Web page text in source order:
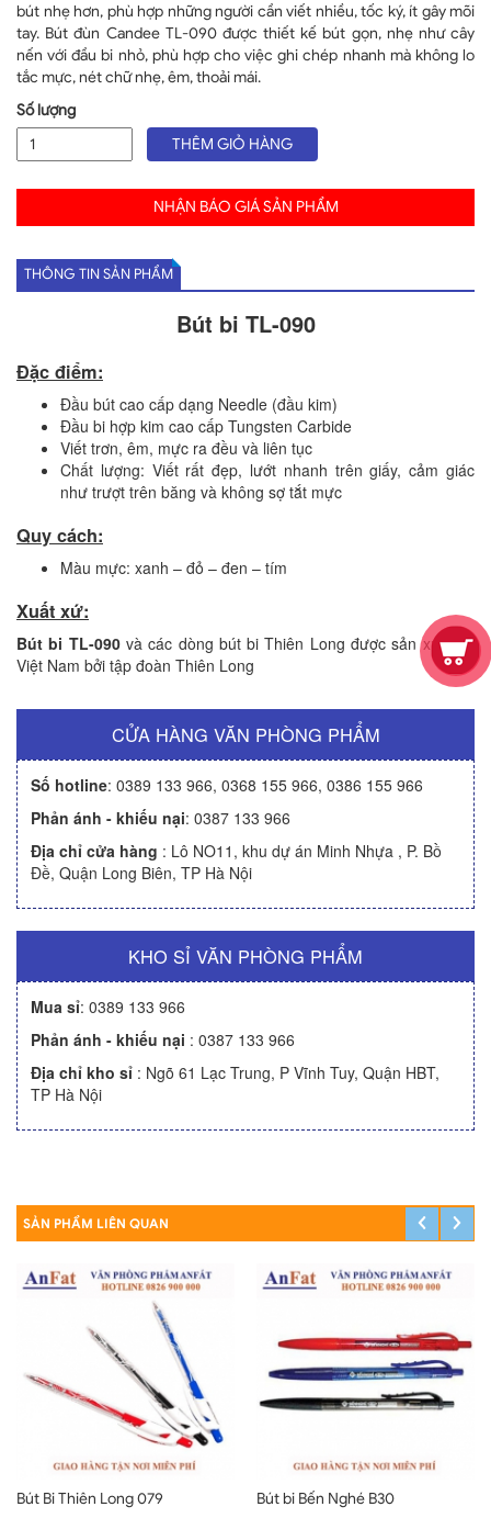
bút nhẹ hơn, phù hợp những người cần viết nhiều, tốc ký, ít gây mõi
tay. Bút đùn Candee TL-090 được thiết kế bút gọn, nhẹ như cây
nến với đầu bi nhỏ, phù hợp cho việc ghi chép nhanh mà không lo
tắc mực, nét chữ nhẹ, êm, thoải mái.
Số lượng
THÊM GIỎ HÀNG
NHẬN BÁO GIÁ SẢN PHẨM
THÔNG TIN SẢN PHẨM
Bút bi TL-090
Đặc điểm:
Đầu bút cao cấp dạng Needle (đầu kim)
Đầu bi hợp kim cao cấp Tungsten Carbide
Viết trơn, êm, mực ra đều và liên tục
Chất lượng: Viết rất đẹp, lướt nhanh trên giấy, cảm giác
như trượt trên băng và không sợ tắt mực
Quy cách:
Màu mực: xanh – đỏ – đen – tím
Xuất xứ:
Bút bi TL-090và các dòng bút bi Thiên Long được sản xuất tại
Việt Nam bởi tập đoàn Thiên Long
CỬA HÀNG VĂN PHÒNG PHẨM
Số hotline: 0389 133 966, 0368 155 966, 0386 155 966
Phản ánh - khiếu nại: 0387 133 966
Địa chỉ cửa hàng : Lô NO11, khu dự án Minh Nhựa , P. Bồ
Đề, Quận Long Biên, TP Hà Nội
KHO SỈ VĂN PHÒNG PHẨM
Mua sỉ: 0389 133 966
Phản ánh - khiếu nại : 0387 133 966
Địa chỉ kho sỉ : Ngõ 61 Lạc Trung, P Vĩnh Tuy, Quận HBT,
TP Hà Nội
SẢN PHẨM LIÊN QUAN
Bút Bi Thiên Long 079 Bút bi Bến Nghé B30